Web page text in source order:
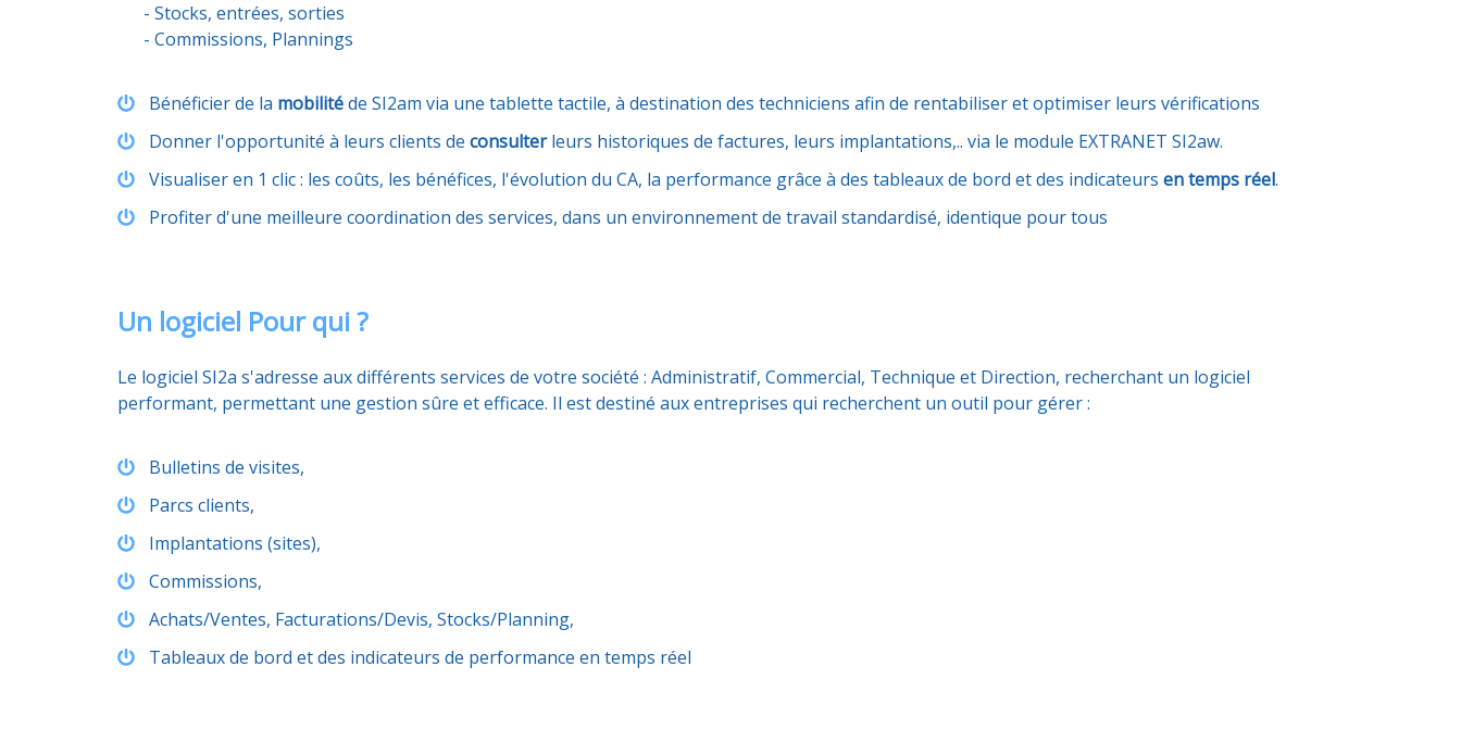
- Stocks, entrées, sorties
- Commissions, Plannings
Bénéficier de la mobilitéde SI2am via une tablette tactile, à destination des techniciens afin de rentabiliser et optimiser leurs vérifications
Donner l'opportunité à leurs clients de consulterleurs historiques de factures, leurs implantations,.. via le module EXTRANET SI2aw.
Visualiser en 1 clic : les coûts, les bénéfices, l'évolution du CA, la performance grâce à des tableaux de bord et des indicateurs en temps réel.
Profiter d'une meilleure coordination des services, dans un environnement de travail standardisé, identique pour tous
Un logiciel Pour qui ?
Le logiciel SI2a s'adresse aux différents services de votre société : Administratif, Commercial, Technique et Direction, recherchant un logiciel
performant, permettant une gestion sûre et efficace. Il est destiné aux entreprises qui recherchent un outil pour gérer :
Bulletins de visites,
Parcs clients,
Implantations (sites),
Commissions,
Achats/Ventes, Facturations/Devis, Stocks/Planning,
Tableaux de bord et des indicateurs de performance en temps réel